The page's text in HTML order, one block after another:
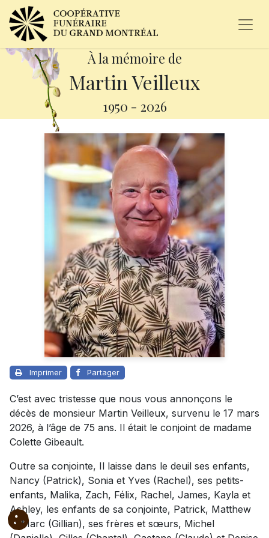
À la mémoire de
Martin Veilleux
1950 - 2026
Imprimer Partager
C’est avec tristesse que nous vous annonçons le
décès de monsieur Martin Veilleux, survenu le 17 mars
2026, à l’âge de 75 ans. Il était le conjoint de madame
Colette Gibeault.
Outre sa conjointe, Il laisse dans le deuil ses enfants,
Nancy (Patrick), Sonia et Yves (Rachel), ses petits-
enfants, Malika, Zach, Félix, Rachel, James, Kayla et
Ashley, les enfants de sa conjointe, Patrick, Matthew
et Marc (Gillian), ses frères et sœurs, Michel